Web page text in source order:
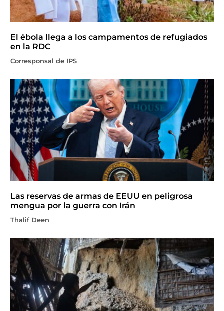
El ébola llega a los campamentos de refugiados
en la RDC
Corresponsal de IPS
Las reservas de armas de EEUU en peligrosa
mengua por la guerra con Irán
Thalif Deen